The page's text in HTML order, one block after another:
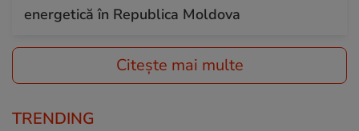
energetică în Republica Moldova
Citește mai multe
TRENDING